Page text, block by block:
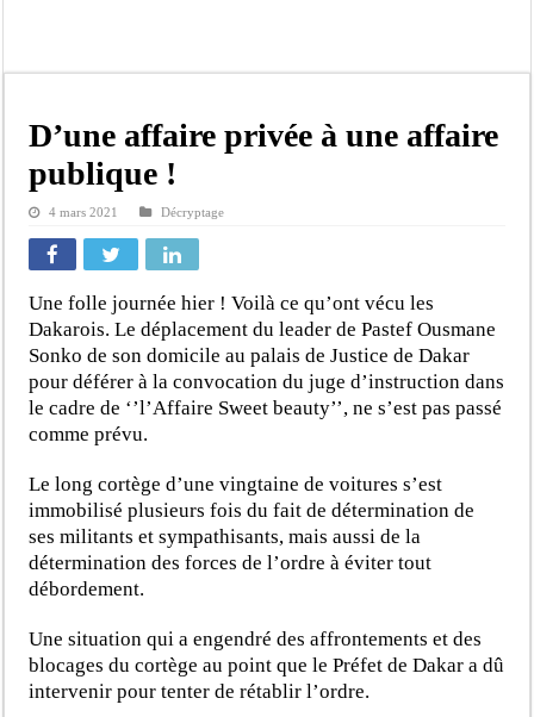
Affaire « Un étudiant, un ordinateur » : L’ONG 3D demande à l’OFNAC de
Barthélémy Dias réclame la dissolution de l’Assemblée nationale
Projet «Un étudiant, Un ordinateur» : pourquoi le parti Pastef demande une
Titre : Conquête et Conservation du Pouvoir : Quand la Politique atteint ses
Marché de colonie de vacances 2026 : L’ARCOP confirme le bien fondé de la
D’une affaire privée à une affaire
publique !
4 mars 2021 Décryptage
Une folle journée hier ! Voilà ce qu’ont vécu les
Dakarois. Le déplacement du leader de Pastef Ousmane
Sonko de son domicile au palais de Justice de Dakar
pour déférer à la convocation du juge d’instruction dans
le cadre de ‘’l’Affaire Sweet beauty’’, ne s’est pas passé
comme prévu.
Le long cortège d’une vingtaine de voitures s’est
immobilisé plusieurs fois du fait de détermination de
ses militants et sympathisants, mais aussi de la
détermination des forces de l’ordre à éviter tout
débordement.
Une situation qui a engendré des affrontements et des
blocages du cortège au point que le Préfet de Dakar a dû
intervenir pour tenter de rétablir l’ordre.